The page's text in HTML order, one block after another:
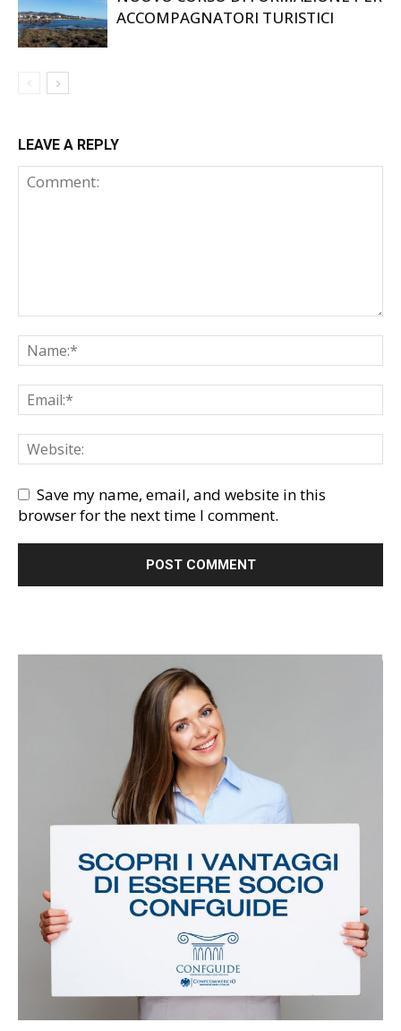
ACCOMPAGNATORI TURISTICI
LEAVE A REPLY
Save my name, email, and website in this
browser for the next time I comment.